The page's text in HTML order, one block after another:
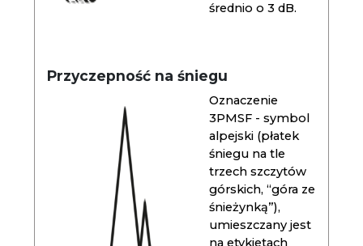
średnio o 3 dB.
Przyczepność na śniegu
Oznaczenie
3PMSF - symbol
alpejski (płatek
śniegu na tle
trzech szczytów
górskich, “góra ze
śnieżynką”),
umieszczany jest
na etykietach